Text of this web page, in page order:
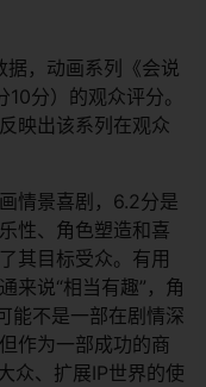
，动画系列《会说
10分）的观众评分。
映出该系列在观众
情景喜剧，6.2分是
性、角色塑造和喜
其目标受众。有用
来说“相当有趣”，角
能不是一部在剧情深
作为一部成功的商
众、扩展IP世界的使